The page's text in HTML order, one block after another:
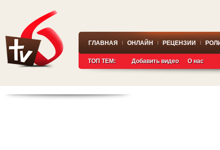
ГЛАВНАЯ ОНЛАЙН РЕЦЕНЗИИ
ТОП ТЕМ: Добавить видео О нас